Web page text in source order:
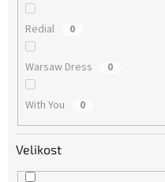
Redial 0
Warsaw Dress 0
With You 0
Velikost